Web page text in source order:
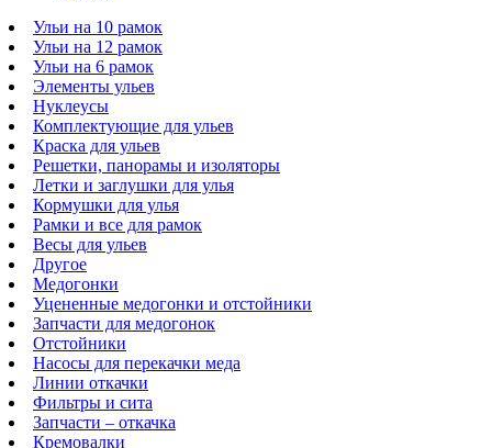
Ульи на 10 рамок
Ульи на 12 рамок
Ульи на 6 рамок
Элементы ульев
Нуклеусы
Комплектующие для ульев
Краска для ульев
Решетки, панорамы и изоляторы
Летки и заглушки для улья
Кормушки для улья
Рамки и все для рамок
Весы для ульев
Другое
Медогонки
Уцененные медогонки и отстойники
Запчасти для медогонок
Отстойники
Насосы для перекачки меда
Линии откачки
Фильтры и сита
Запчасти – откачка
Кремовалки